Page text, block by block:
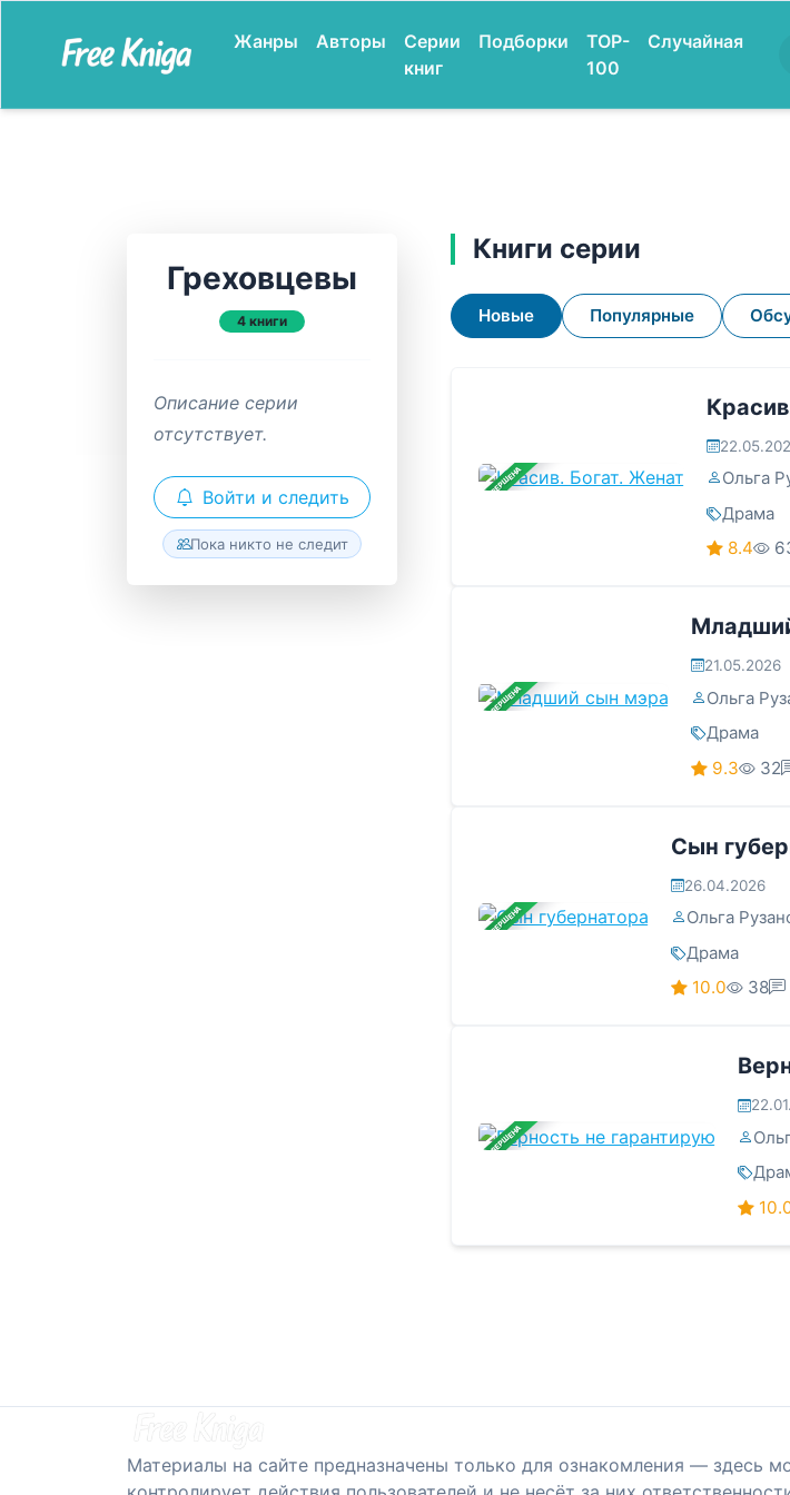
Жанры Авторы
Серии
книг
Подборки
TOP-
100
Случайная
Греховцевы
4 книги
Описание серии
отсутствует.
Войти и следить
Пока никто не следит
Книги серии
Новые Популярные
ЗАВЕРШЕНА
Ольга
Драма
8.4
ЗАВЕРШЕНА
21.05.2026
Ольга
Драма
9.3
32
ЗАВЕРШЕНА
Сын
26.04.2026
Ольга
Драма
10.0
38
ЗАВЕРШЕНА
Материалы на сайте предназначены только для ознакомления — здесь